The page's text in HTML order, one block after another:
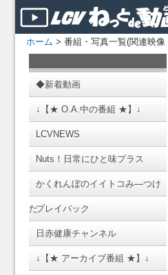
ホーム > 番組・写真一覧(関連映像
◆新着動画
↓【★ O.A.中の番組 ★】↓
LCVNEWS
Nuts！日常にひと味プラス
かくれんぼのイイトコみ―つけ
たプレイバック
日赤健康チャンネル
↓【★ アーカイブ番組 ★】↓